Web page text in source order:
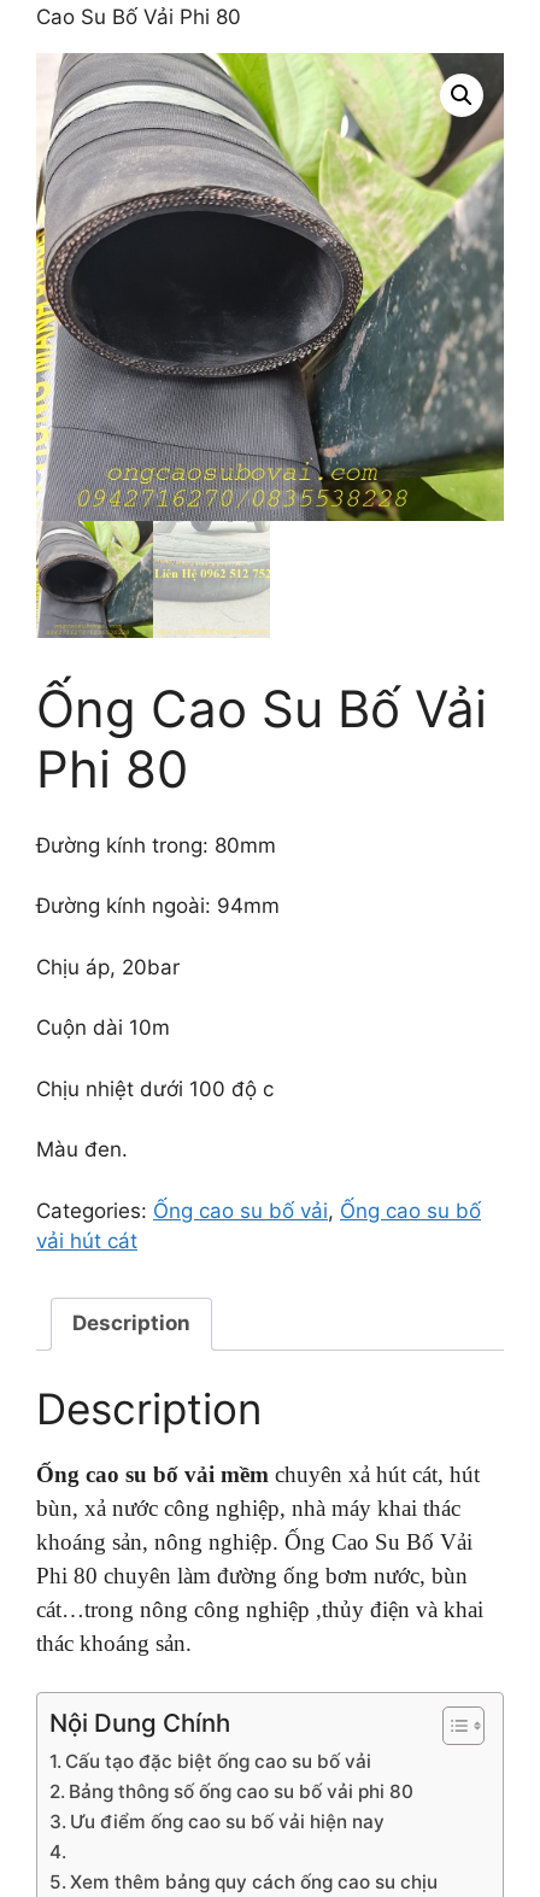
Cao Su Bố Vải Phi 80
Ống Cao Su Bố Vải
Phi 80
Đường kính trong: 80mm
Đường kính ngoài: 94mm
Chịu áp, 20bar
Cuộn dài 10m
Chịu nhiệt dưới 100 độ c
Màu đen.
Categories: Ống cao su bố vải, Ống cao su bố
vải hút cát
Description
Description
Ống cao su bố vải mềm chuyên xả hút cát, hút
bùn, xả nước công nghiệp, nhà máy khai thác
khoáng sản, nông nghiệp. Ống Cao Su Bố Vải
Phi 80 chuyên làm đường ống bơm nước, bùn
cát…trong nông công nghiệp ,thủy điện và khai
thác khoáng sản.
Nội Dung Chính
Cấu tạo đặc biệt ống cao su bố vải
Bảng thông số ống cao su bố vải phi 80
Ưu điểm ống cao su bố vải hiện nay
Xem thêm bảng quy cách ống cao su chịu